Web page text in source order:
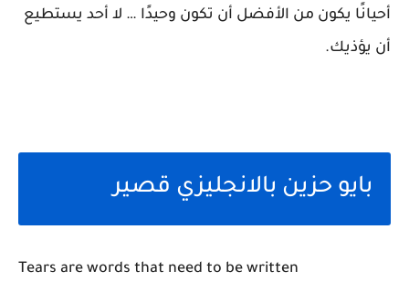
أحيانًا يكون من الأفضل أن تكون وحيدًا … لا أحد يستطيع
أن يؤذيك.
بايو حزين بالانجليزي قصير
Tears are words that need to be written